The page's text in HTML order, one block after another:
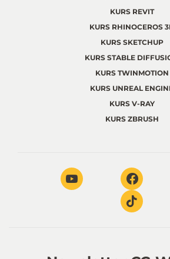
KURS REVIT
KURS RHINOCEROS
KURS SKETCHUP
KURS STABLE
KURS TWINMOTION
KURS UNREAL
KURS V-RAY
KURS ZBRUSH